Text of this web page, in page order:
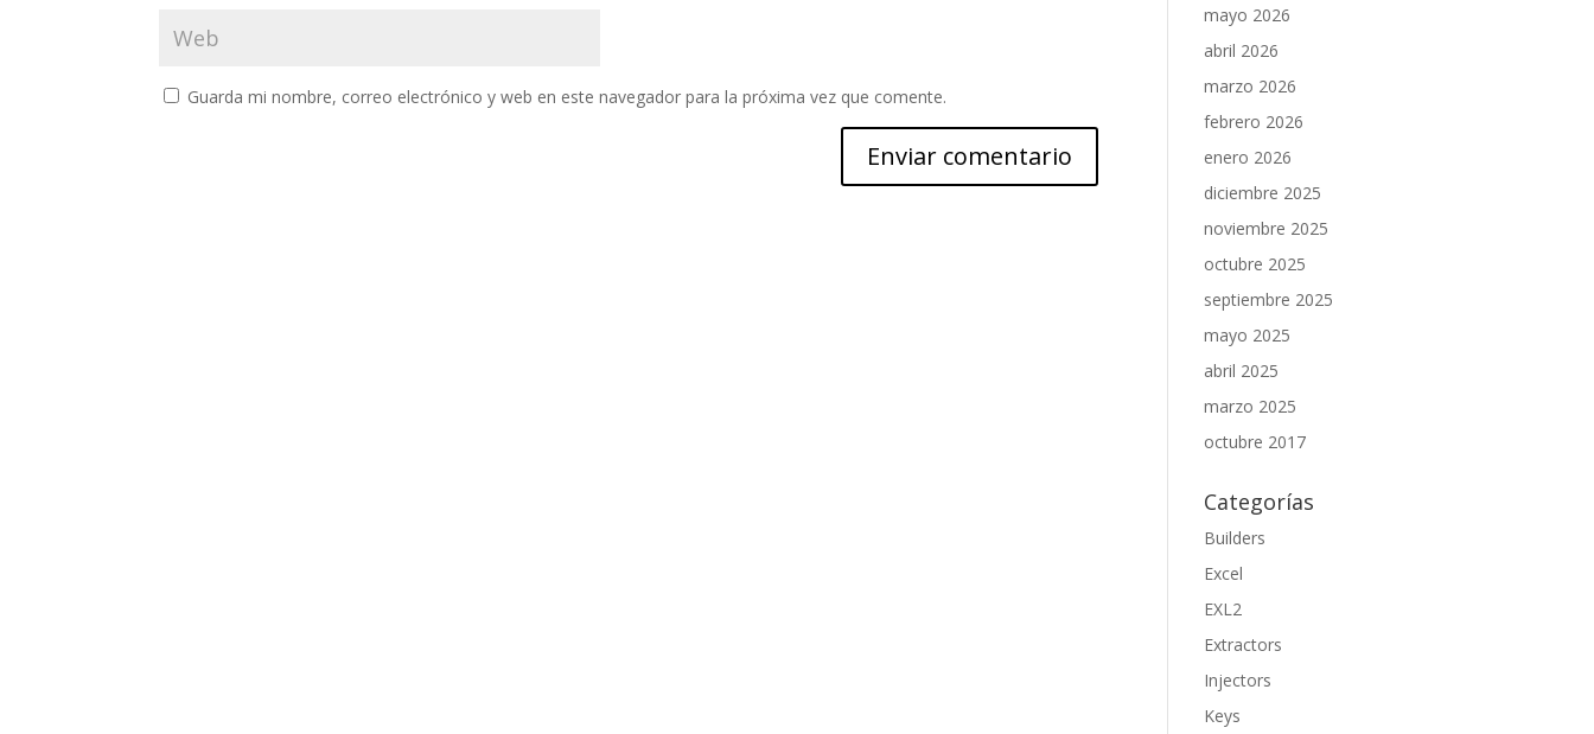
Guarda mi nombre, correo electrónico y web en este navegador para la próxima vez que comente.
mayo 2026
abril 2026
marzo 2026
febrero 2026
enero 2026
diciembre 2025
noviembre 2025
octubre 2025
septiembre 2025
mayo 2025
abril 2025
marzo 2025
octubre 2017
Categorías
Builders
Excel
EXL2
Extractors
Injectors
Keys